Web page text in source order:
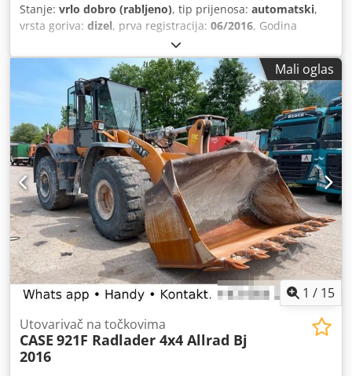
Stanje: vrlo dobro (rabljeno), tip prijenosa: automatski,
vrsta goriva: dizel, prva registracija: 06/2016, Godina
2.058 h
Mali oglas
1 / 15
Utovarivač na točkovima
CASE 921F Radlader 4x4 Allrad Bj
2016